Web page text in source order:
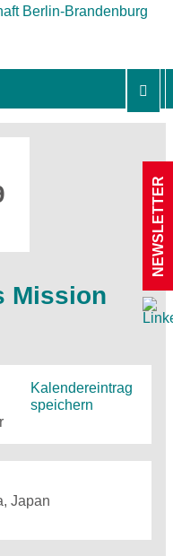
Mission
Kalendereintrag
speichern
Japan
NEWSLETTER